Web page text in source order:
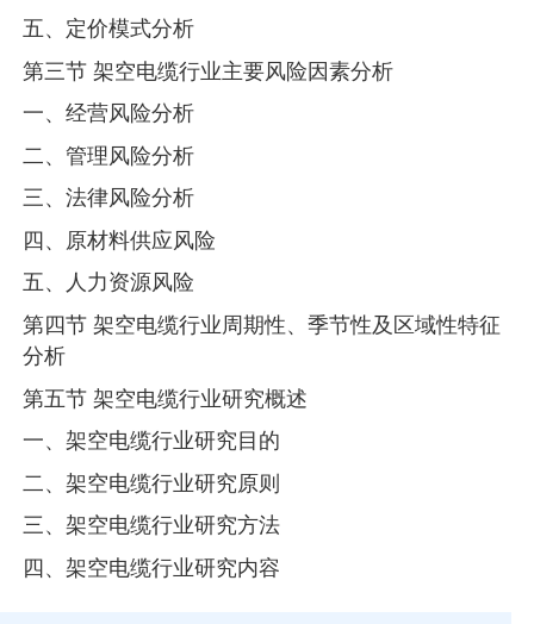
五、定价模式分析
第三节 架空电缆行业主要风险因素分析
一、经营风险分析
二、管理风险分析
三、法律风险分析
四、原材料供应风险
五、人力资源风险
第四节 架空电缆行业周期性、季节性及区域性特征
分析
第五节 架空电缆行业研究概述
一、架空电缆行业研究目的
二、架空电缆行业研究原则
三、架空电缆行业研究方法
四、架空电缆行业研究内容